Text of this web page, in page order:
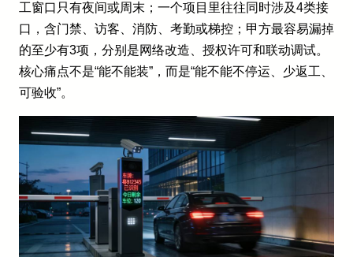
工窗口只有夜间或周末；一个项目里往往同时涉及4类接
口，含门禁、访客、消防、考勤或梯控；甲方最容易漏掉
的至少有3项，分别是网络改造、授权许可和联动调试。
核心痛点不是“能不能装”，而是“能不能不停运、少返工、
可验收”。